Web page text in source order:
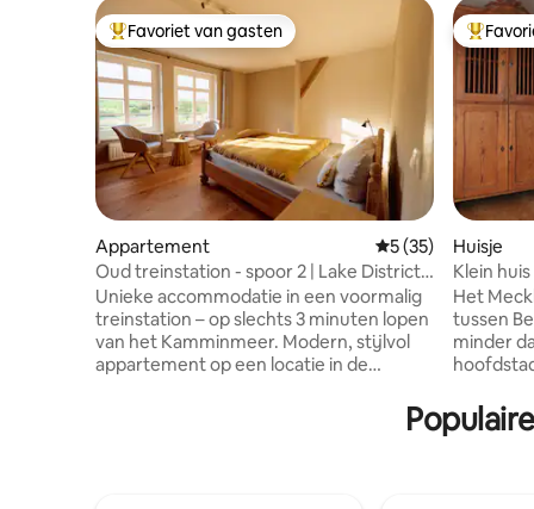
Topfavoriet van gasten
Favoriet van gasten
Appartement Gemiddelde
5 (35)
Oud treinstation - spoor 2 | Lake District,
natuur
Unieke accommodatie in een voormalig
treinstation – op slechts 3 minuten lopen
van het Kamminmeer. Modern, stijlvol
appartement op een locatie in de
omgeving is ideaal om te wandelen en te
Huisje
Klein
Het
tussen
minder
terrein
heb je